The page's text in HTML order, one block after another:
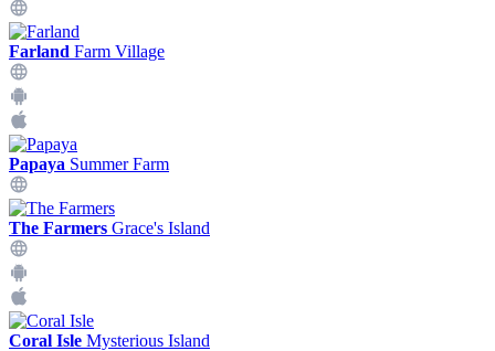
Farland Farm Village
Papaya Summer Farm
The Farmers Grace's Island
Coral Isle Mysterious Island